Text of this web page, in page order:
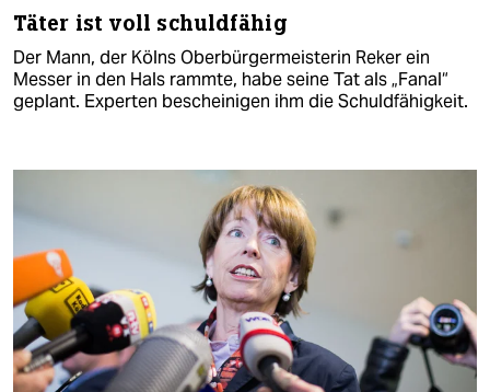
Täter ist voll schuldfähig
Der Mann, der Kölns Oberbürgermeisterin Reker ein
Messer in den Hals rammte, habe seine Tat als „Fanal“
geplant. Experten bescheinigen ihm die Schuldfähigkeit.